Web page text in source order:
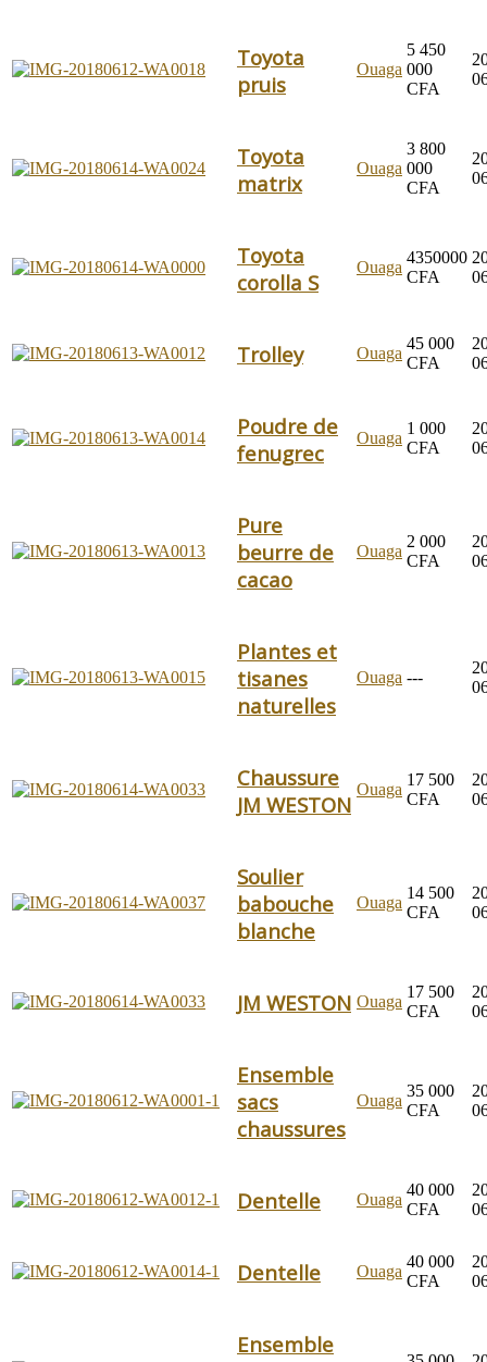
Toyota
pruis
Ouaga
5 450
000
CFA
Toyota
matrix
Ouaga
3 800
000
CFA
Toyota
corolla S
Ouaga
4350000
CFA
Trolley Ouaga
45 000
CFA
Poudre de
fenugrec
Ouaga
1 000
CFA
Pure
beurre de
cacao
Ouaga
2 000
CFA
Plantes et
tisanes
naturelles
Ouaga ---
Chaussure
JM WESTON
Ouaga
17 500
CFA
Soulier
babouche
blanche
Ouaga
14 500
CFA
JM WESTON Ouaga
17 500
CFA
Ensemble
sacs
chaussures
Ouaga
35 000
CFA
Dentelle Ouaga
40 000
CFA
Dentelle Ouaga
40 000
CFA
Ensemble